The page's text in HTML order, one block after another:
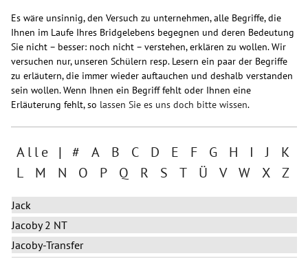
Es wäre unsinnig, den Versuch zu unternehmen, alle Begriffe, die
Ihnen im Laufe Ihres Bridgelebens begegnen und deren Bedeutung
Sie nicht – besser: noch nicht – verstehen, erklären zu wollen. Wir
versuchen nur, unseren Schülern resp. Lesern ein paar der Begriffe
zu erläutern, die immer wieder auftauchen und deshalb verstanden
sein wollen. Wenn Ihnen ein Begriff fehlt oder Ihnen eine
Erläuterung fehlt, so lassen Sie es uns doch bitte wissen.
Alle | # A B C D E F G H I J
K
L
M N O P Q R S T Ü V W X Z
Jack
Jacoby 2 NT
Jacoby-Transfer